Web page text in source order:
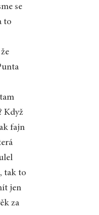
se
to
Když
fajn
tak to
jen
za